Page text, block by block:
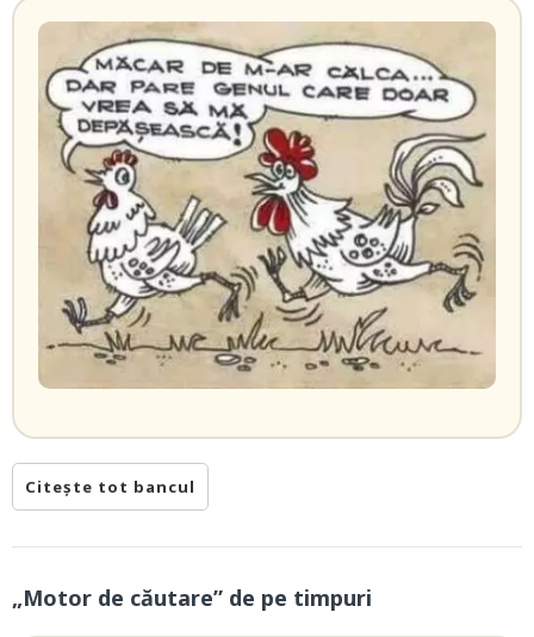
Citește tot bancul
„Motor de căutare” de pe timpuri